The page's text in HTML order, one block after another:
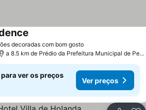
decoradas com bom gosto
a 8.5 km de Prédio da Prefeitura Municipal de Pedreira
ver os preços
Ver preços